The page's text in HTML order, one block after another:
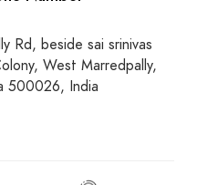
Rd, beside sai srinivas
West Marredpally,
500026, India